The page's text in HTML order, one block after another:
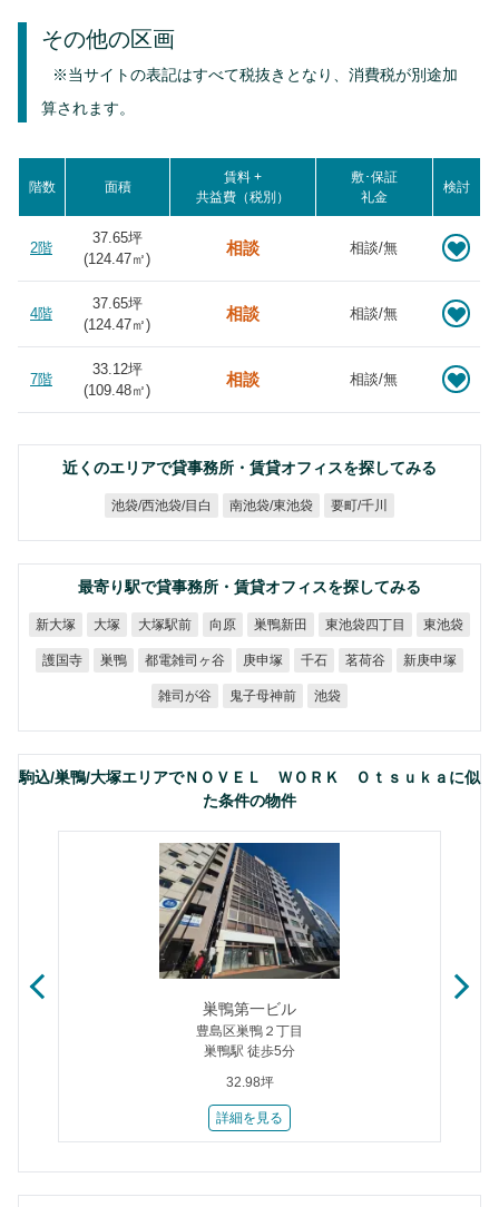
その他の区画
※当サイトの表記はすべて税抜きとなり、消費税が別途加
算されます。
階数 面積
賃料 +
共益費（税別）
敷･保証
礼金
検討
2階
37.65坪
(124.47㎡)
相談 相談/無
4階
37.65坪
(124.47㎡)
相談 相談/無
7階
33.12坪
(109.48㎡)
相談 相談/無
近くのエリアで貸事務所・賃貸オフィスを探してみる
池袋/西池袋/目白 南池袋/東池袋 要町/千川
最寄り駅で貸事務所・賃貸オフィスを探してみる
新大塚 大塚 大塚駅前 向原 巣鴨新田 東池袋四丁目 東池袋
護国寺 巣鴨 都電雑司ヶ谷 庚申塚 千石 茗荷谷 新庚申塚
雑司が谷 鬼子母神前 池袋
駒込/巣鴨/大塚エリアでＮＯＶＥＬ ＷＯＲＫ Ｏｔｓｕｋａに似
た条件の物件
巣鴨第一ビル
豊島区巣鴨２丁目
巣鴨駅 徒歩5分
32.98坪
詳細を見る